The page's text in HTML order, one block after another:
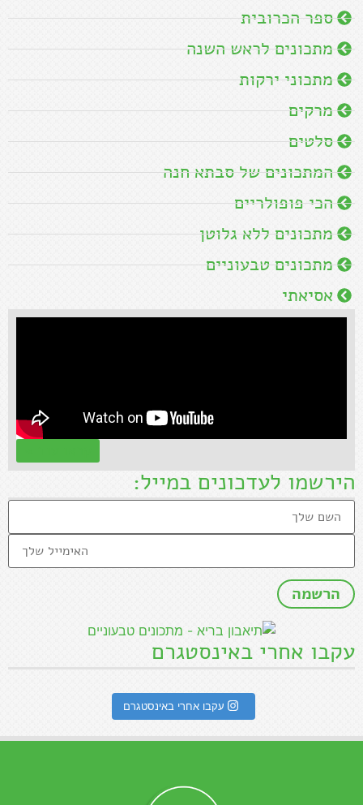
ספר הכרובית
מתכונים לראש השנה
מתכוני ירקות
מרקים
סלטים
המתכונים של סבתא חנה
הכי פופולריים
מתכונים ללא גלוטן
מתכונים טבעוניים
אסיאתי
הירשמו לעדכונים במייל:
עקבו אחרי באינסטגרם
עקבו אחרי באינסטגרם